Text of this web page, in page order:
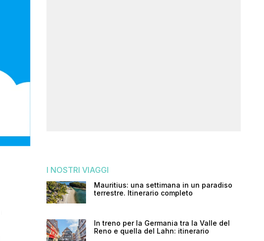
I NOSTRI VIAGGI
Mauritius: una settimana in un paradiso
terrestre. Itinerario completo
In treno per la Germania tra la Valle del
Reno e quella del Lahn: itinerario